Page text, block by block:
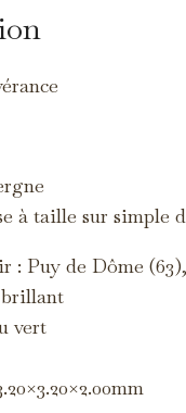
à taille sur simple
: Puy de Dôme
brillant
vert